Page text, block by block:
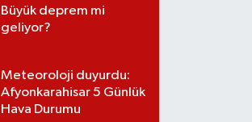
Büyük deprem mi
geliyor?
Meteoroloji duyurdu:
Afyonkarahisar 5 Günlük
Hava Durumu